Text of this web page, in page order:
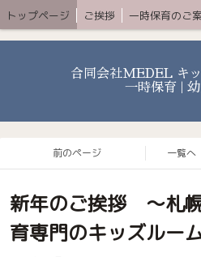
トップページ ご挨拶 一時保育のご
お知らせ 〜ブログ〜
よくある質問
合同会社MEDEL キ
一時保育 |
前のページ 一覧へ
新年のご挨拶 〜札
育専門のキッズルー